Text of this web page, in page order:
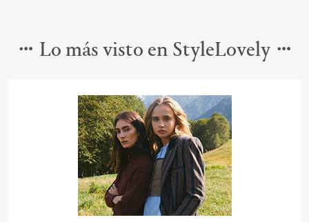
Lo más visto en StyleLovely